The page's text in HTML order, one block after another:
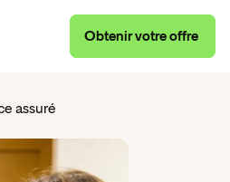
assuré
Obtenirvotreoffre